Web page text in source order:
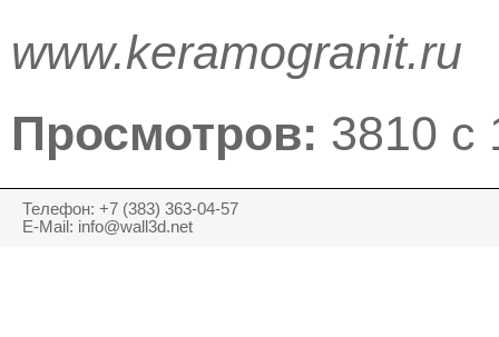
www.keramogranit.ru
Просмотров: 3810 с
Телефон: +7 (383) 363-04-57
E-Mail: info@wall3d.net